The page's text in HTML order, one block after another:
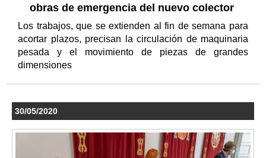
obras de emergencia del nuevo colector
Los trabajos, que se extienden al fin de semana para
acortar plazos, precisan la circulación de maquinaria
pesada y el movimiento de piezas de grandes
dimensiones
30/05/2020